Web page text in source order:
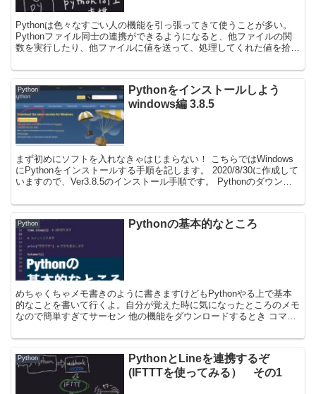
Pythonは色々なすごい人の機能を引っ張ってきて使うことが多い。
Pythonファイル同士の連携ができるようになると、他ファイルの関
数を実行したり、他ファイルに値を送って、処理してくれた値を拾う
Python
Pythonをインストールしよう
windows編 3.8.5
まず初めにソフトを入れなきゃはじまらない！ こちらではWindows
にPythonをインストールする手順を記します。 2020/8/30に作成して
いますので、Ver3.8.5のインストール手順です。 Pythonのダウンロ
Python Pythonの基本的なところ
めちゃくちゃメモ書きのように書きますけどもPythonやる上で基本
的なことを書いて行くよ。自分が覚えた時に気になったところのメモ
なので簡単すぎてサーセン 他の機能をダウンロードするとき コマン
Python
PythonとLineを連携するぞ
(IFTTTを使ってみる） その1